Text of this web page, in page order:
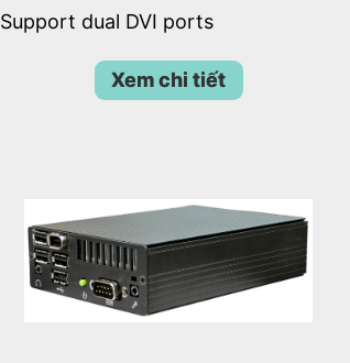
Support dual DVI ports
Xem chi tiết